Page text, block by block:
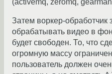
(activemq, zeromq,
Затем воркер-обработчик
обрабатывать видео в
будет свободен. То, что
огромную массу
пользователь должен